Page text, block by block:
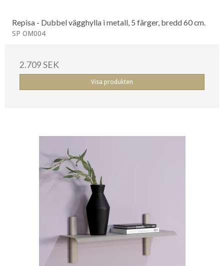
Repisa - Dubbel vägghylla i metall, 5 färger, bredd 60 cm.
SP OM004
2.709 SEK
Visa produkten